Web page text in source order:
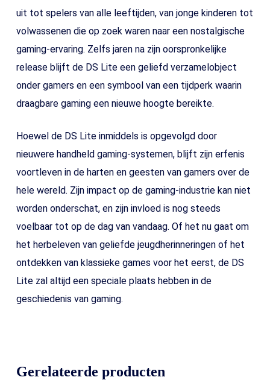
uit tot spelers van alle leeftijden, van jonge kinderen tot
volwassenen die op zoek waren naar een nostalgische
gaming-ervaring. Zelfs jaren na zijn oorspronkelijke
release blijft de DS Lite een geliefd verzamelobject
onder gamers en een symbool van een tijdperk waarin
draagbare gaming een nieuwe hoogte bereikte.
Hoewel de DS Lite inmiddels is opgevolgd door
nieuwere handheld gaming-systemen, blijft zijn erfenis
voortleven in de harten en geesten van gamers over de
hele wereld. Zijn impact op de gaming-industrie kan niet
worden onderschat, en zijn invloed is nog steeds
voelbaar tot op de dag van vandaag. Of het nu gaat om
het herbeleven van geliefde jeugdherinneringen of het
ontdekken van klassieke games voor het eerst, de DS
Lite zal altijd een speciale plaats hebben in de
geschiedenis van gaming.
Gerelateerde producten